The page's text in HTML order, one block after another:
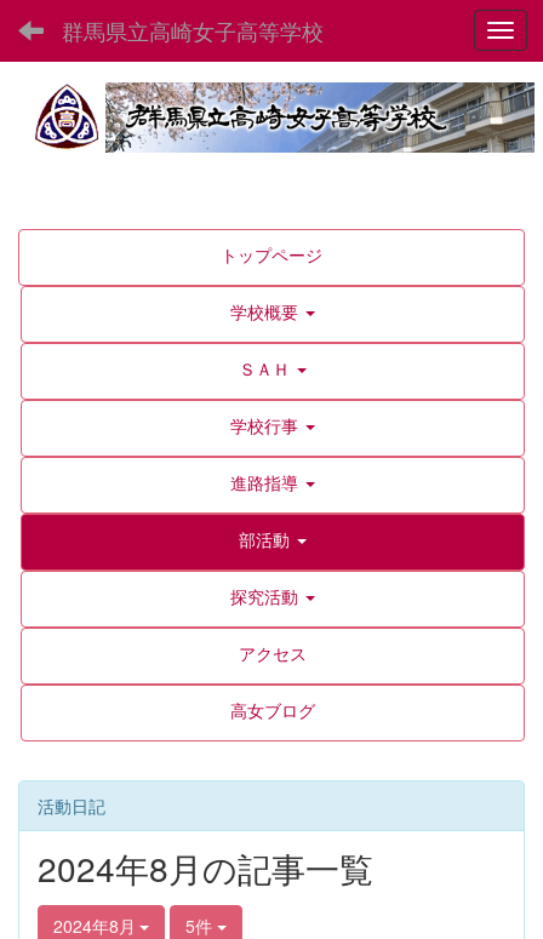
群馬県立高崎女子高等学校
トップページ
学校概要
ＳＡＨ
学校行事
進路指導
部活動
探究活動
アクセス
高女ブログ
活動日記
2024年8月の記事一覧
2024年8月 5件